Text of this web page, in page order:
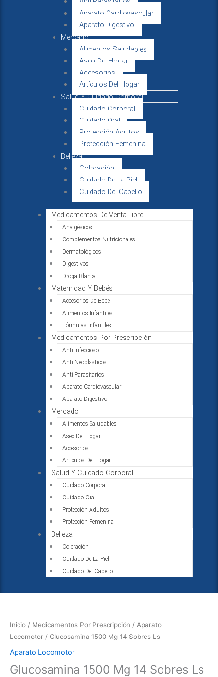
Aparato Cardiovascular
Aparato Digestivo
Mercado
Alimentos Saludables
Aseo Del Hogar
Accesorios
Artículos Del Hogar
Salud Y Cuidado Corporal
Cuidado Corporal
Cuidado Oral
Protección Adultos
Protección Femenina
Belleza
Coloración
Cuidado De La Piel
Cuidado Del Cabello
Medicamentos De Venta Libre
Analgésicos
Complementos Nutricionales
Dermatológicos
Digestivos
Droga Blanca
Maternidad Y Bebés
Accesorios De Bebé
Alimentos Infantiles
Fórmulas Infantiles
Medicamentos Por Prescripción
Anti-Infeccioso
Anti Neoplásticos
Anti Parasitarios
Aparato Cardiovascular
Aparato Digestivo
Mercado
Alimentos Saludables
Aseo Del Hogar
Accesorios
Artículos Del Hogar
Salud Y Cuidado Corporal
Cuidado Corporal
Cuidado Oral
Protección Adultos
Protección Femenina
Belleza
Coloración
Cuidado De La Piel
Cuidado Del Cabello
Inicio / Medicamentos Por Prescripción / Aparato
Locomotor / Glucosamina 1500 Mg 14 Sobres Ls
Aparato Locomotor
Glucosamina 1500 Mg 14 Sobres Ls
Mg
14
Ls
cantidad